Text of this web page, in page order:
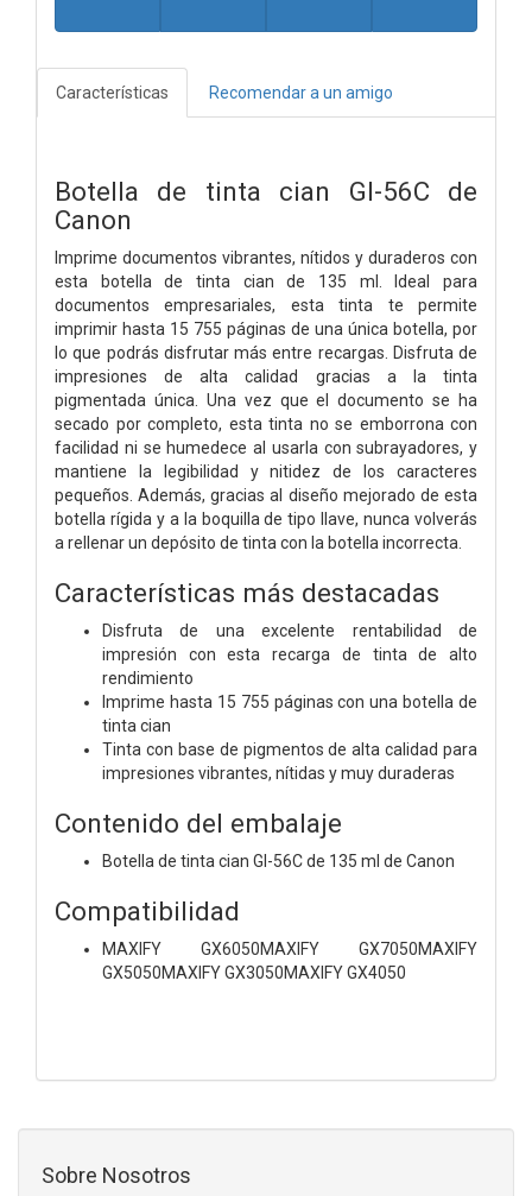
Características Recomendar a un amigo
Botella de tinta cian GI-56C de
Canon
Imprime documentos vibrantes, nítidos y duraderos con
esta botella de tinta cian de 135 ml. Ideal para
documentos empresariales, esta tinta te permite
imprimir hasta 15 755 páginas de una única botella, por
lo que podrás disfrutar más entre recargas. Disfruta de
impresiones de alta calidad gracias a la tinta
pigmentada única. Una vez que el documento se ha
secado por completo, esta tinta no se emborrona con
facilidad ni se humedece al usarla con subrayadores, y
mantiene la legibilidad y nitidez de los caracteres
pequeños. Además, gracias al diseño mejorado de esta
botella rígida y a la boquilla de tipo llave, nunca volverás
a rellenar un depósito de tinta con la botella incorrecta.
Características más destacadas
Disfruta de una excelente rentabilidad de
impresión con esta recarga de tinta de alto
rendimiento
Imprime hasta 15 755 páginas con una botella de
tinta cian
Tinta con base de pigmentos de alta calidad para
impresiones vibrantes, nítidas y muy duraderas
Contenido del embalaje
Botella de tinta cian GI-56C de 135 ml de Canon
Compatibilidad
MAXIFY GX6050MAXIFY GX7050MAXIFY
GX5050MAXIFY GX3050MAXIFY GX4050
Sobre Nosotros